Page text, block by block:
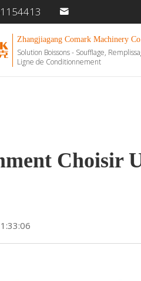
Zhangjiagang Comark Machinery
Solution Boissons - Soufflage,
Ligne de Conditionnement
Choisir